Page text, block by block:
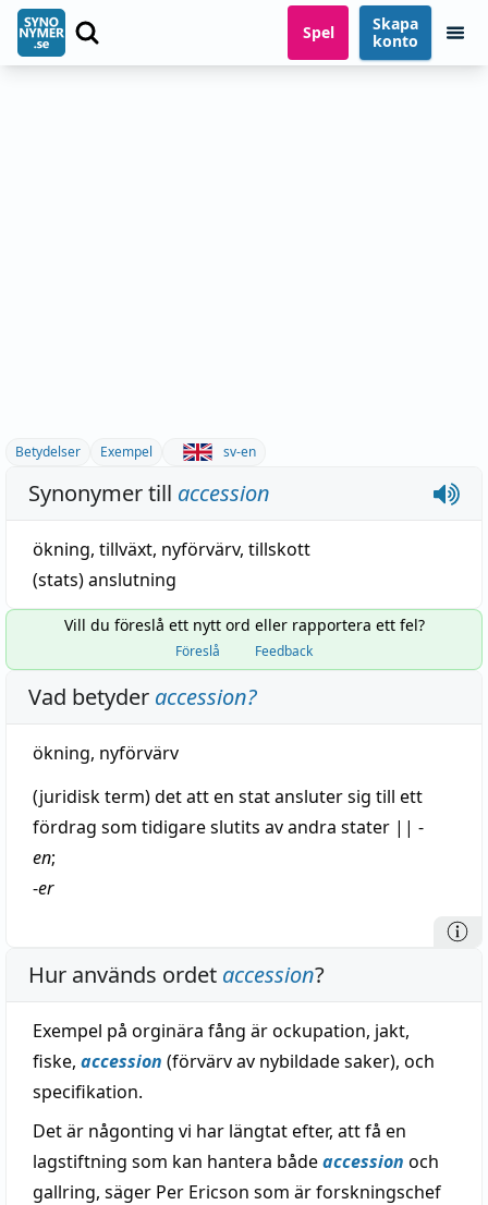
Spel
Skapa
konto
Betydelser Exempel sv-en
Synonymer till accession
ökning, tillväxt, nyförvärv, tillskott
(stats)anslutning
Vill du föreslå ett nytt ord eller rapportera ett fel?
Föreslå Feedback
Vad betyder accession?
ökning, nyförvärv
(juridiskterm) det att en statansluter sig till ett
fördrag som tidigareslutits av andra stater || -
en;
-er
Hur används ordet accession?
Exempel på orginära fång är ockupation, jakt,
fiske, accession (förvärv av nybildade saker), och
specifikation.
Det är någonting vi har längtat efter, att få en
lagstiftning som kan hantera bådeaccession och
gallring, säger Per Ericson som är forskningschef